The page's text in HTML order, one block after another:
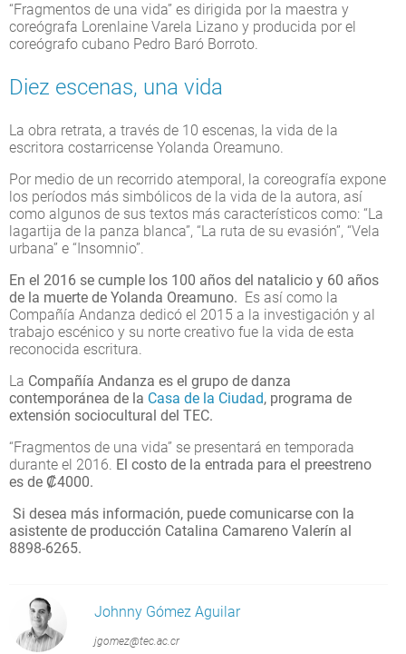
“Fragmentos de una vida” es dirigida por la maestra y
coreógrafa Lorenlaine Varela Lizano y producida por el
coreógrafo cubano Pedro Baró Borroto.
Diez escenas, una vida
La obra retrata, a través de 10 escenas, la vida de la
escritora costarricense Yolanda Oreamuno.
Por medio de un recorrido atemporal, la coreografía expone
los períodos más simbólicos de la vida de la autora, así
como algunos de sus textos más característicos como: “La
lagartija de la panza blanca”, “La ruta de su evasión”, “Vela
urbana” e “Insomnio”.
En el 2016 se cumple los 100 años del natalicio y 60 años
de la muerte de Yolanda Oreamuno. Es así como la
Compañía Andanza dedicó el 2015 a la investigación y al
trabajo escénico y su norte creativo fue la vida de esta
reconocida escritura.
La Compañía Andanza es el grupo de danza
contemporánea de la Casa de la Ciudad, programa de
extensión sociocultural del TEC.
“Fragmentos de una vida” se presentará en temporada
durante el 2016. El costo de la entrada para el preestreno
es de ₡4000.
Si desea más información, puede comunicarse con la
asistente de producción Catalina Camareno Valerín al
8898-6265.
Johnny Gómez Aguilar
jgomez@tec.ac.cr